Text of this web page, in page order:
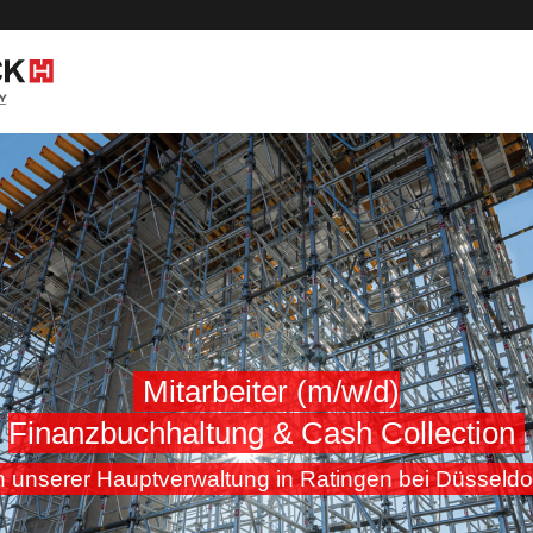
Mitarbeiter (m/w/d)
Finanzbuchhaltung & Cash Collection
unserer Hauptverwaltung in Ratingen bei